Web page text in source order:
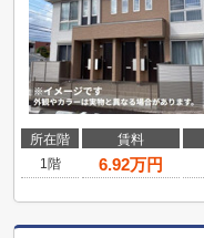
所在階 賃料
1階
6.92万円